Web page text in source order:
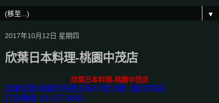
▼
2017年10月12日 星期四
欣葉日本料理-桃園中茂店
欣葉日本料理-桃園中茂店
店鋪位置:桃園市同德五街67號10樓 (藝文特區)
訂位專線: 03-317-8833